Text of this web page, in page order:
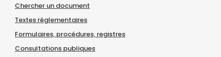
Chercher un document
Textes réglementaires
Formulaires, procédures, registres
Consultations publiques